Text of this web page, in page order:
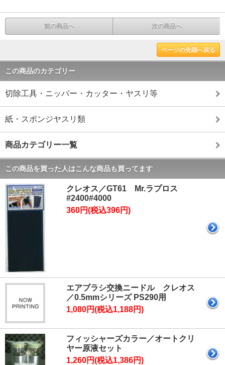
前の商品へ 次の商品へ
ページの先頭へ戻る
この商品のカテゴリー
切除工具・ニッパー・カッター・ヤスリ等
紙・スポンジヤスリ類
商品カテゴリー一覧
この商品を買った人はこんな商品も買ってます
クレオス／GT61 Mr.ラプロス
#2400#4000
360円(税込396円)
エアブラシ交換ニードル クレオス
／0.5mmシリーズ PS290用
1,080円(税込1,188円)
フィッシャーズカラー／オートクリ
ヤー原液セット
1,260円(税込1,386円)